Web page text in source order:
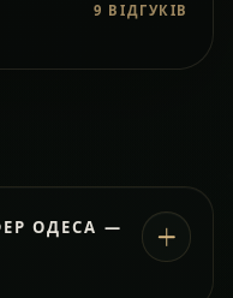
9 ВІДГУКІВ
ОДЕСА —